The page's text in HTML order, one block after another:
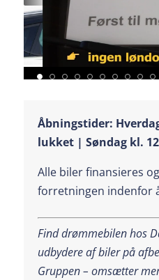
Åbningstider:
lukket | Søndag kl.
Alle biler finansieres
forretningen indenfor
Find drømmebilen hos
udbydere af biler på
Gruppen – omsætter